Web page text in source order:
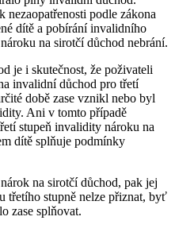
podle zákona
dítě a pobírání invalidního
na sirotčí důchod nebrání.
je i skutečnost, že poživateli
invalidní důchod pro třetí
době zase vznikl nebo byl
Ani v tomto případě
stupeň invalidity nároku na
dítě splňuje podmínky
na sirotčí důchod, pak jej
třetího stupně nelze přiznat, byť
zase splňovat.